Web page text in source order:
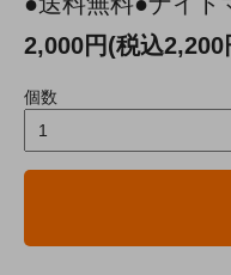
2,000円(税込2,200
個数